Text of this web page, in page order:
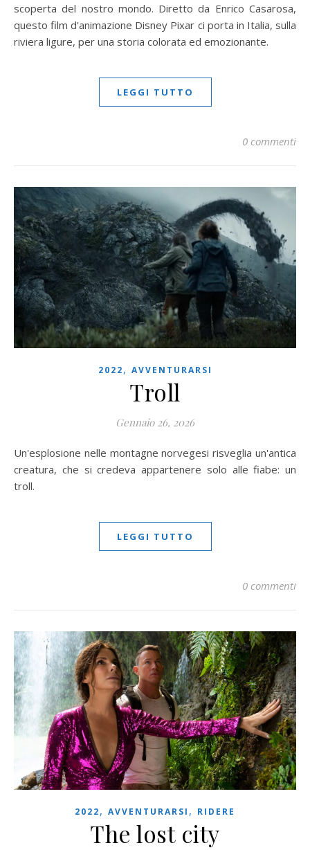
scoperta del nostro mondo. Diretto da Enrico Casarosa,
questo film d'animazione Disney Pixar ci porta in Italia, sulla
riviera ligure, per una storia colorata ed emozionante.
LEGGI TUTTO
0 commenti
2022, AVVENTURARSI
Troll
Gennaio 26, 2026
Un'esplosione nelle montagne norvegesi risveglia un'antica
creatura, che si credeva appartenere solo alle fiabe: un
troll.
LEGGI TUTTO
0 commenti
2022, AVVENTURARSI , RIDERE
The lost city